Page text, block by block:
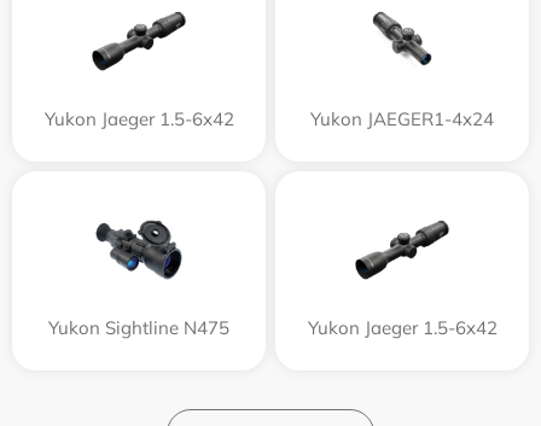
Yukon Jaeger 1.5-6x42 Yukon JAEGER1-4x24
Yukon Sightline N475 Yukon Jaeger 1.5-6x42